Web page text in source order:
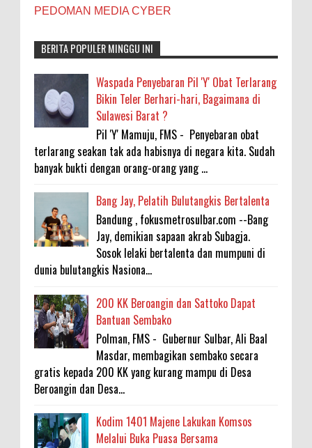
PEDOMAN MEDIA CYBER
BERITA POPULER MINGGU INI
Waspada Penyebaran Pil 'Y' Obat Terlarang
Bikin Teler Berhari-hari, Bagaimana di
Sulawesi Barat ?
Pil 'Y' Mamuju, FMS - Penyebaran obat
terlarang seakan tak ada habisnya di negara kita. Sudah
banyak bukti dengan orang-orang yang ...
Bang Jay, Pelatih Bulutangkis Bertalenta
Bandung , fokusmetrosulbar.com --Bang
Jay, demikian sapaan akrab Subagja.
Sosok lelaki bertalenta dan mumpuni di
dunia bulutangkis Nasiona...
200 KK Beroangin dan Sattoko Dapat
Bantuan Sembako
Polman, FMS - Gubernur Sulbar, Ali Baal
Masdar, membagikan sembako secara
gratis kepada 200 KK yang kurang mampu di Desa
Beroangin dan Desa...
Kodim 1401 Majene Lakukan Komsos
Melalui Buka Puasa Bersama